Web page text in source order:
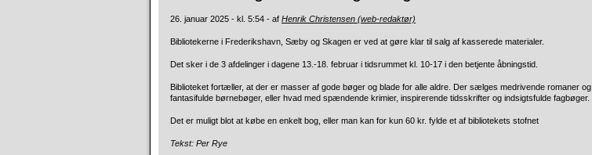
26. januar 2025 - kl. 5:54 - af Henrik Christensen (web-redaktør)
Bibliotekerne i Frederikshavn, Sæby og Skagen er ved at gøre klar til salg af kasserede materialer.
Det sker i de 3 afdelinger i dagene 13.-18. februar i tidsrummet kl. 10-17 i den betjente åbningstid.
Biblioteket fortæller, at der er masser af gode bøger og blade for alle aldre. Der sælges medrivende romaner og
fantasifulde børnebøger, eller hvad med spændende krimier, inspirerende tidsskrifter og indsigtsfulde fagbøger.
Det er muligt blot at købe en enkelt bog, eller man kan for kun 60 kr. fylde et af bibliotekets stofnet
Tekst: Per Rye